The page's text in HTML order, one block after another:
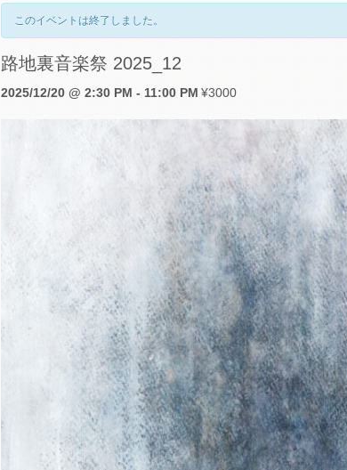
このイベントは終了しました。
路地裏音楽祭 2025_12
2025/12/20 @ 2:30 PM - 11:00 PM ¥3000